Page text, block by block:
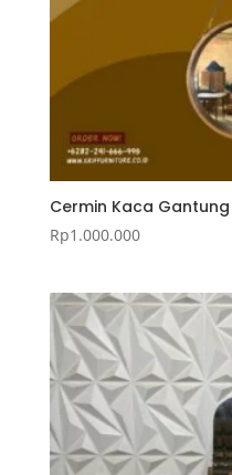
Cermin Kaca
Rp1.000.000